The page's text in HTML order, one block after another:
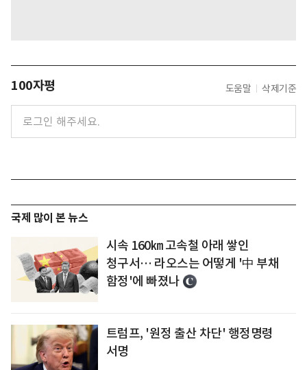
100자평 도움말 삭제기준
국제 많이 본 뉴스
시속 160㎞ 고속철 아래 쌓인
청구서… 라오스는 어떻게 '中 부채
함정'에 빠졌나
트럼프, '원정 출산 차단' 행정명령
서명